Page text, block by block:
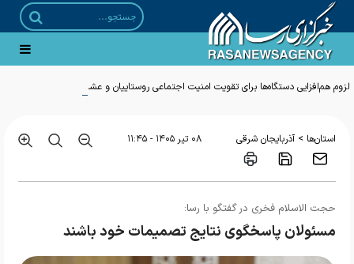
لزوم هم‌افزایی دستگاه‌ها برای تقویت امنیت اجتماعی روستاییان و عشایر قم
استان‌ها > آذربایجان شرقی ۰۸ تير ۱۴۰۵ - ۱۱:۴۵
حجت الاسلام فخری در گفتگو با رسا:
مسئولان پاسخگوی نتایج تصمیمات خود باشند